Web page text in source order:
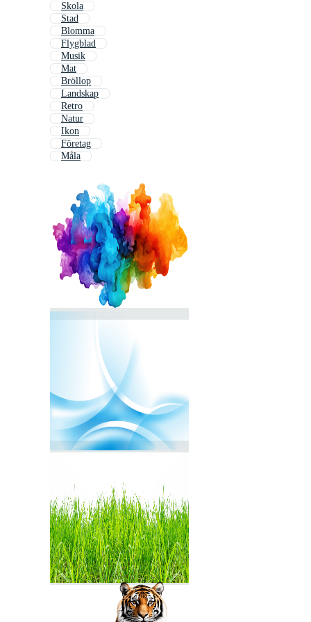
Skola
Stad
Blomma
Flygblad
Musik
Mat
Bröllop
Landskap
Retro
Natur
Ikon
Företag
Måla